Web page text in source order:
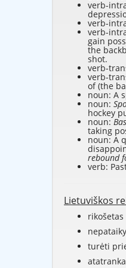
verb-
verb-
verb-
gain
the
shot.
verb-
verb-
of (the
noun: A
noun:
hockey
noun:
taking
noun: A
rebound
verb:
Lietuviškos
rikošetas
turėti
atatranka